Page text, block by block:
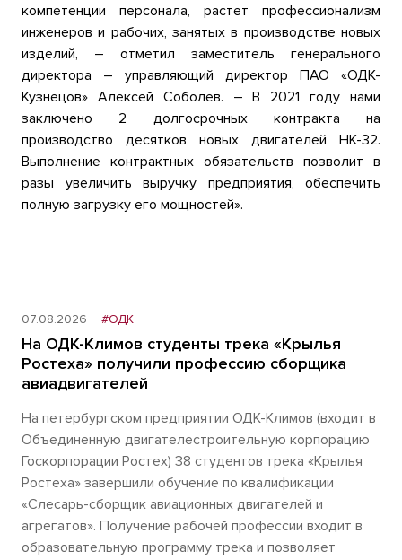
компетенции персонала, растет профессионализм
инженеров и рабочих, занятых в производстве новых
изделий, – отметил заместитель генерального
директора – управляющий директор ПАО «ОДК-
Кузнецов» Алексей Соболев. – В 2021 году нами
заключено 2 долгосрочных контракта на
производство десятков новых двигателей НК-32.
Выполнение контрактных обязательств позволит в
разы увеличить выручку предприятия, обеспечить
полную загрузку его мощностей».
07.08.2026 #ОДК
На ОДК-Климов студенты трека «Крылья
Ростеха» получили профессию сборщика
авиадвигателей
На петербургском предприятии ОДК-Климов (входит в
Объединенную двигателестроительную корпорацию
Госкорпорации Ростех) 38 студентов трека «Крылья
Ростеха» завершили обучение по квалификации
«Слесарь-сборщик авиационных двигателей и
агрегатов». Получение рабочей профессии входит в
образовательную программу трека и позволяет